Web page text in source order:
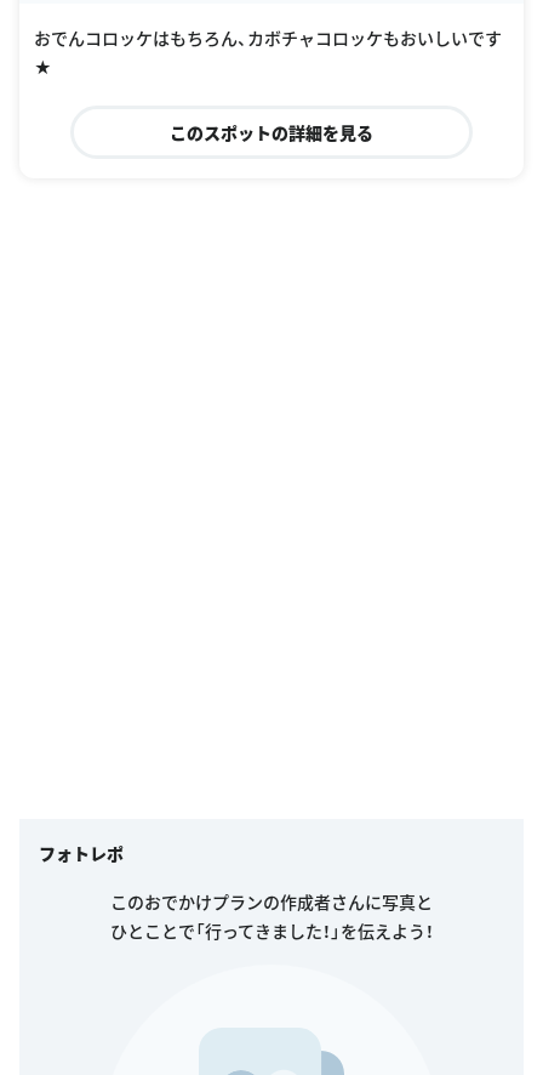
おでんコロッケはもちろん、カボチャコロッケもおいしいです
★
このスポットの詳細を見る
フォトレポ
このおでかけプランの作成者さんに写真と
ひとことで「行ってきました！」を伝えよう！